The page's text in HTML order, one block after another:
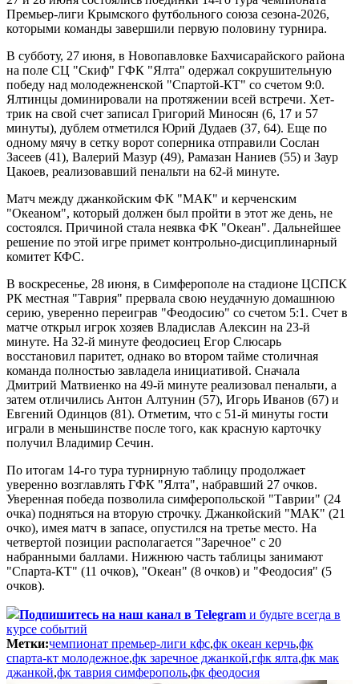
Премьер-лиги Крымского футбольного союза сезона-2026,
которыми команды завершили первую половину турнира.
В субботу, 27 июня, в Новопавловке Бахчисарайского района
на поле СЦ "Скиф" ГФК "Ялта" одержал сокрушительную
победу над молодежненской "Спартой-КТ" со счетом 9:0.
Ялтинцы доминировали на протяжении всей встречи. Хет-
трик на свой счет записал Григорий Миносян (6, 17 и 57
минуты), дублем отметился Юрий Дудаев (37, 64). Еще по
одному мячу в сетку ворот соперника отправили Сослан
Засеев (41), Валерий Мазур (49), Рамазан Наниев (55) и Заур
Цакоев, реализовавший пенальти на 62-й минуте.
Матч между джанкойским ФК "МАК" и керченским
"Океаном", который должен был пройти в этот же день, не
состоялся. Причиной стала неявка ФК "Океан". Дальнейшее
решение по этой игре примет контрольно-дисциплинарный
комитет КФС.
В воскресенье, 28 июня, в Симферополе на стадионе ЦСПСК
РК местная "Таврия" прервала свою неудачную домашнюю
серию, уверенно переиграв "Феодосию" со счетом 5:1. Счет в
матче открыл игрок хозяев Владислав Алексин на 23-й
минуте. На 32-й минуте феодосиец Егор Слюсарь
восстановил паритет, однако во втором тайме столичная
команда полностью завладела инициативой. Сначала
Дмитрий Матвиенко на 49-й минуте реализовал пенальти, а
затем отличились Антон Алтунин (57), Игорь Иванов (67) и
Евгений Одинцов (81). Отметим, что с 51-й минуты гости
играли в меньшинстве после того, как красную карточку
получил Владимир Сечин.
По итогам 14-го тура турнирную таблицу продолжает
уверенно возглавлять ГФК "Ялта", набравший 27 очков.
Уверенная победа позволила симферопольской "Таврии" (24
очка) подняться на вторую строчку. Джанкойский "МАК" (21
очко), имея матч в запасе, опустился на третье место. На
четвертой позиции располагается "Заречное" с 20
набранными баллами. Нижнюю часть таблицы занимают
"Спарта-КТ" (11 очков), "Океан" (8 очков) и "Феодосия" (5
очков).
Подпишитесь на наш канал в Telegram и будьте всегда в
курсе событий
Метки:чемпионат премьер-лиги кфс,фк океан керчь,фк
спарта-кт молодежное,фк заречное джанкой,гфк ялта,фк мак
джанкой,фк таврия симферополь,фк феодосия